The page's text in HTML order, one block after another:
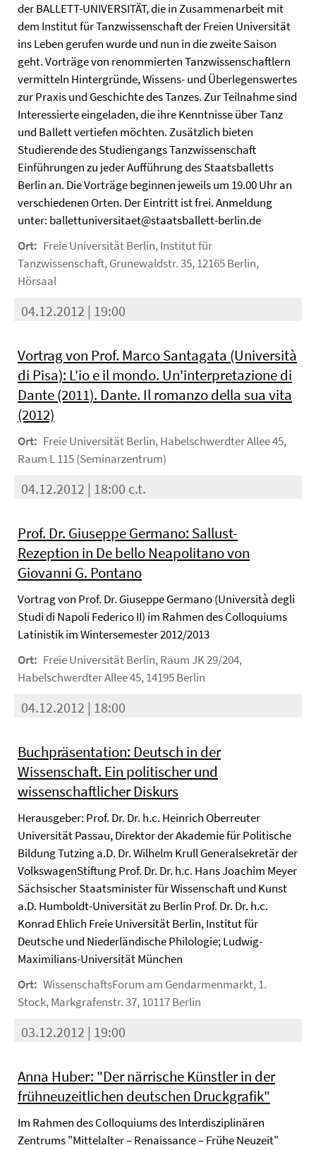
der BALLETT-UNIVERSITÄT, die in Zusammenarbeit mit
dem Institut für Tanzwissenschaft der Freien Universität
ins Leben gerufen wurde und nun in die zweite Saison
geht. Vorträge von renommierten Tanzwissenschaftlern
vermitteln Hintergründe, Wissens- und Überlegenswertes
zur Praxis und Geschichte des Tanzes. Zur Teilnahme sind
Interessierte eingeladen, die ihre Kenntnisse über Tanz
und Ballett vertiefen möchten. Zusätzlich bieten
Studierende des Studiengangs Tanzwissenschaft
Einführungen zu jeder Aufführung des Staatsballetts
Berlin an. Die Vorträge beginnen jeweils um 19.00 Uhr an
verschiedenen Orten. Der Eintritt ist frei. Anmeldung
unter: ballettuniversitaet@staatsballett-berlin.de
Ort: Freie Universität Berlin, Institut für
Tanzwissenschaft, Grunewaldstr. 35, 12165 Berlin,
Hörsaal
04.12.2012 | 19:00
Vortrag von Prof. Marco Santagata (Università
di Pisa): L'io e il mondo. Un'interpretazione di
Dante (2011). Dante. Il romanzo della sua vita
(2012)
Ort: Freie Universität Berlin, Habelschwerdter Allee 45,
Raum L 115 (Seminarzentrum)
04.12.2012 | 18:00 c.t.
Prof. Dr. Giuseppe Germano: Sallust-
Rezeption in De bello Neapolitano von
Giovanni G. Pontano
Vortrag von Prof. Dr. Giuseppe Germano (Università degli
Studi di Napoli Federico II) im Rahmen des Colloquiums
Latinistik im Wintersemester 2012/2013
Ort: Freie Universität Berlin, Raum JK 29/204,
Habelschwerdter Allee 45, 14195 Berlin
04.12.2012 | 18:00
Buchpräsentation: Deutsch in der
Wissenschaft. Ein politischer und
wissenschaftlicher Diskurs
Herausgeber: Prof. Dr. Dr. h.c. Heinrich Oberreuter
Universität Passau, Direktor der Akademie für Politische
Bildung Tutzing a.D. Dr. Wilhelm Krull Generalsekretär der
VolkswagenStiftung Prof. Dr. Dr. h.c. Hans Joachim Meyer
Sächsischer Staatsminister für Wissenschaft und Kunst
a.D. Humboldt-Universität zu Berlin Prof. Dr. Dr. h.c.
Konrad Ehlich Freie Universität Berlin, Institut für
Deutsche und Niederländische Philologie; Ludwig-
Maximilians-Universität München
Ort: WissenschaftsForum am Gendarmenmarkt, 1.
Stock, Markgrafenstr. 37, 10117 Berlin
03.12.2012 | 19:00
Anna Huber: "Der närrische Künstler in der
frühneuzeitlichen deutschen Druckgrafik"
Im Rahmen des Colloquiums des Interdisziplinären
Zentrums "Mittelalter – Renaissance – Frühe Neuzeit"